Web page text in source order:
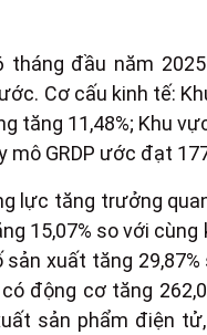
tháng đầu năm
Cơ cấu kinh tế:
tăng 11,48%; Khu
mô GRDP ước đạt
lực tăng trưởng
15,07% so với
xuất tăng
động cơ tăng
sản phẩm điện